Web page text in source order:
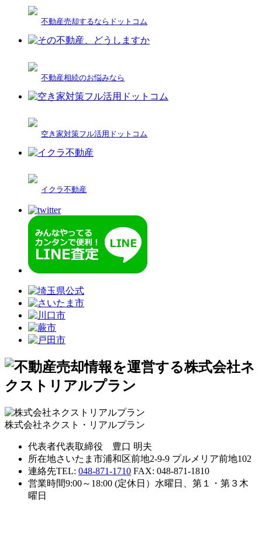
不動産売却するならドットコム
不動産相続のお悩みなら
空き家対策フル活用ドットコム
イクラ不動産
株式会社ネクスト・リアルプラン
代表者代表取締役 豊口 明夫
所在地さいたま市浦和区前地2-9-9 プルメリア前地102
連絡先TEL: 048-871-1710 FAX: 048-871-1810
営業時間9:00～18:00 (定休日）水曜日、第１・第３木
曜日